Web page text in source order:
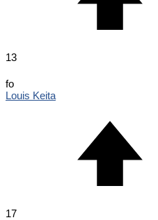
13
fo
Louis Keita
17